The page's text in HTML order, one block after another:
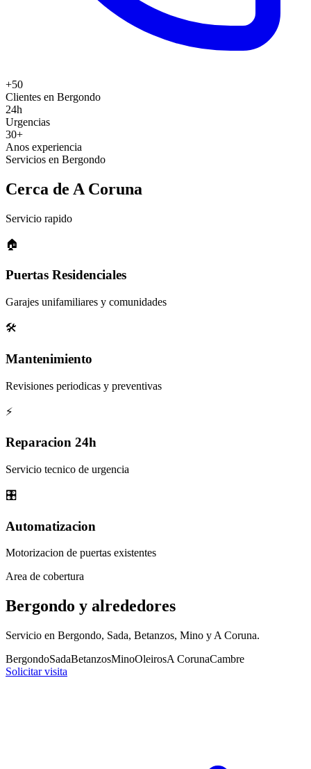
+50
Clientes en Bergondo
24h
Urgencias
30+
Anos experiencia
Servicios en Bergondo
Cerca de A Coruna
Servicio rapido
🏠
Puertas Residenciales
Garajes unifamiliares y comunidades
🛠️
Mantenimiento
Revisiones periodicas y preventivas
⚡
Reparacion 24h
Servicio tecnico de urgencia
🎛️
Automatizacion
Motorizacion de puertas existentes
Area de cobertura
Bergondo y alrededores
Servicio en Bergondo, Sada, Betanzos, Mino y A Coruna.
BergondoSadaBetanzosMinoOleirosA CorunaCambre
Solicitar visita